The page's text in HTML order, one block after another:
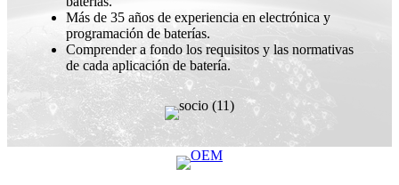
Más de 35 años de experiencia en electrónica y
programación de baterías.
Comprender a fondo los requisitos y las normativas
de cada aplicación de batería.